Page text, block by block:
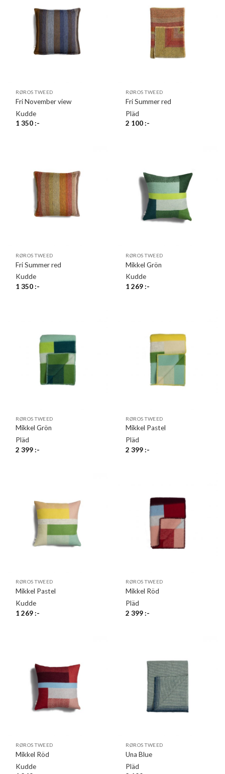
RØROS TWEED
Fri November view
Kudde
1 350:-
RØROS TWEED
Fri Summer red
Pläd
2 100:-
RØROS TWEED
Fri Summer red
Kudde
1 350:-
RØROS TWEED
Mikkel Grön
Kudde
1 269:-
RØROS TWEED
Mikkel Grön
Pläd
2 399:-
RØROS TWEED
Mikkel Pastel
Pläd
2 399:-
RØROS TWEED
Mikkel Pastel
Kudde
1 269:-
RØROS TWEED
Mikkel Röd
Pläd
2 399:-
RØROS TWEED
Mikkel Röd
Kudde
RØROS TWEED
Una Blue
Pläd